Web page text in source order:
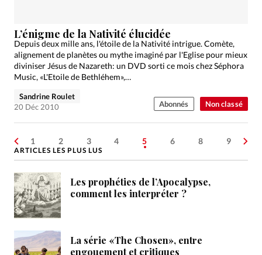
Non classé
L’énigme de la Nativité élucidée
Depuis deux mille ans, l'étoile de la Nativité intrigue. Comète,
alignement de planètes ou mythe imaginé par l'Eglise pour mieux
diviniser Jésus de Nazareth: un DVD sorti ce mois chez Séphora
Music, «L'Etoile de Bethléhem»,…
Sandrine Roulet
20 Déc 2010
Abonnés
1 2 3 4 5 6 8 9
ARTICLES LES PLUS LUS
Les prophéties de l’Apocalypse,
comment les interpréter ?
La série «The Chosen», entre
engouement et critiques